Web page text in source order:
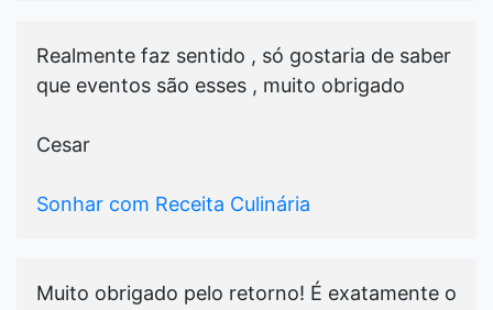
Realmente faz sentido , só gostaria de saber
que eventos são esses , muito obrigado
Cesar
Sonhar com Receita Culinária
Muito obrigado pelo retorno! É exatamente o